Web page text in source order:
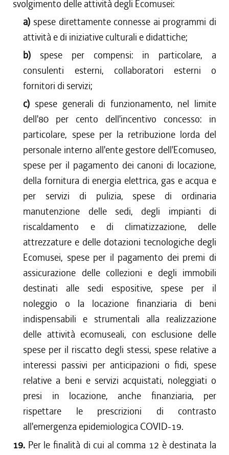
svolgimento delle attività degli Ecomusei:
a) spese direttamente connesse ai programmi di
attività e di iniziative culturali e didattiche;
b) spese per compensi: in particolare, a
consulenti esterni, collaboratori esterni o
fornitori di servizi;
c) spese generali di funzionamento, nel limite
dell'80 per cento dell'incentivo concesso: in
particolare, spese per la retribuzione lorda del
personale interno all'ente gestore dell'Ecomuseo,
spese per il pagamento dei canoni di locazione,
della fornitura di energia elettrica, gas e acqua e
per servizi di pulizia, spese di ordinaria
manutenzione delle sedi, degli impianti di
riscaldamento e di climatizzazione, delle
attrezzature e delle dotazioni tecnologiche degli
Ecomusei, spese per il pagamento dei premi di
assicurazione delle collezioni e degli immobili
destinati alle sedi espositive, spese per il
noleggio o la locazione finanziaria di beni
indispensabili e strumentali alla realizzazione
delle attività ecomuseali, con esclusione delle
spese per il riscatto degli stessi, spese relative a
interessi passivi per anticipazioni o fidi, spese
relative a beni e servizi acquistati, noleggiati o
presi in locazione, anche finanziaria, per
rispettare le prescrizioni di contrasto
all'emergenza epidemiologica COVID-19.
19. Per le finalità di cui al comma 12 è destinata la